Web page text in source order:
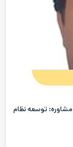
توسعه نظام